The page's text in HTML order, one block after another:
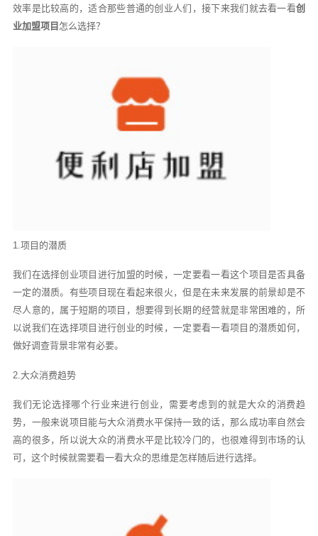
效率是比较高的，适合那些普通的创业人们，接下来我们就去看一看创
业加盟项目 怎么选择？
1.项目的潜质
我们在选择创业项目进行加盟的时候，一定要看一看这个项目是否具备
一定的潜质。有些项目现在看起来很火，但是在未来发展的前景却是不
尽人意的，属于短期的项目，想要得到长期的经营就是非常困难的，所
以说我们在选择项目进行创业的时候，一定要看一看项目的潜质如何，
做好调查背景非常有必要。
2.大众消费趋势
我们无论选择哪个行业来进行创业，需要考虑到的就是大众的消费趋
势，一般来说项目能与大众消费水平保持一致的话，那么成功率自然会
高的很多，所以说大众的消费水平是比较冷门的，也很难得到市场的认
可，这个时候就需要看一看大众的思维是怎样随后进行选择。